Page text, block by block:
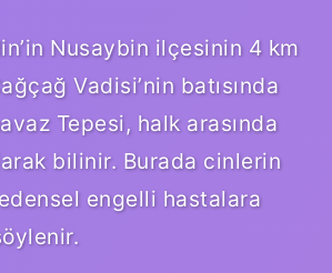
Nusaybin ilçesinin 4 km
Vadisi’nin batısında
Tepesi, halk arasında
bilinir. Burada cinlerin
engelli hastalara